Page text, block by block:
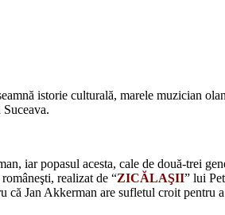
istorie culturală, marele muzician
iar popasul acesta, cale de două-trei
realizat de “ZICĂLAŞII” lui
Jan Akkerman are sufletul croit pentru